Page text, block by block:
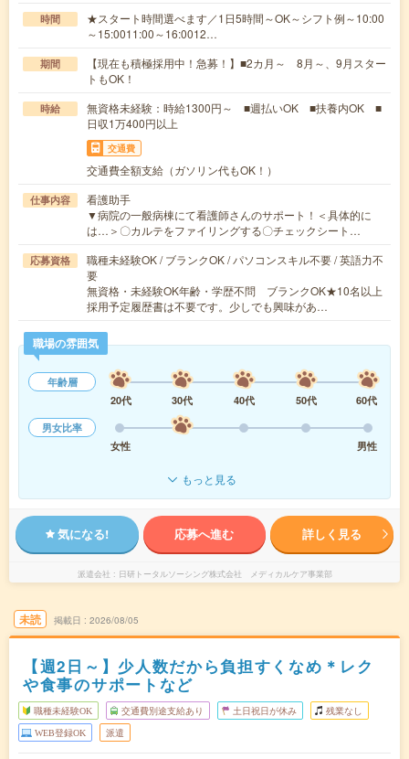
時間
★スタート時間選べます／1日5時間～OK～シフト例～10:00
～15:0011:00～16:0012…
期間
【現在も積極採用中！急募！】■2カ月～ 8月～、9月スター
トもOK！
時給
無資格未経験：時給1300円～ ■週払いOK ■扶養内OK ■
日収1万400円以上
交通費
交通費全額支給（ガソリン代もOK！）
仕事内容
看護助手
▼病院の一般病棟にて看護師さんのサポート！＜具体的に
は…＞〇カルテをファイリングする〇チェックシート…
応募資格
職種未経験OK / ブランクOK / パソコンスキル不要 / 英語力不
要
無資格・未経験OK年齢・学歴不問 ブランクOK★10名以上
採用予定履歴書は不要です。少しでも興味があ…
職場の雰囲気
年齢層
20代
30代 40代 50代
60代
男女比率
女性
男性
もっと見る
気になる! 応募へ進む 詳しく見る
派遣会社 日研トータルソーシング株式会社 メディカルケア事業部
未読 掲載日 2026/08/05
【週2日～】少人数だから負担すくなめ＊レク
や食事のサポートなど
職種未経験OK 交通費別途支給あり 土日祝日が休み 残業なし
WEB登録OK 派遣